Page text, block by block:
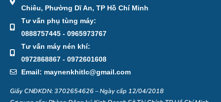
Chiêu, Phường Dĩ An, TP Hồ Chí Minh
Tư vấn phụ tùng máy:
0888757445 - 0965973767
Tư vấn máy nén khí:
0972868867 - 0972601608
Email: maynenkhitlc@gmail.com
Giấy CNĐKDN: 3702654626 – Ngày cấp 12/04/2018